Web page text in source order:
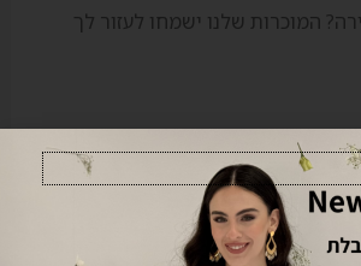
המוכרות שלנו ישמחו לעזור לך